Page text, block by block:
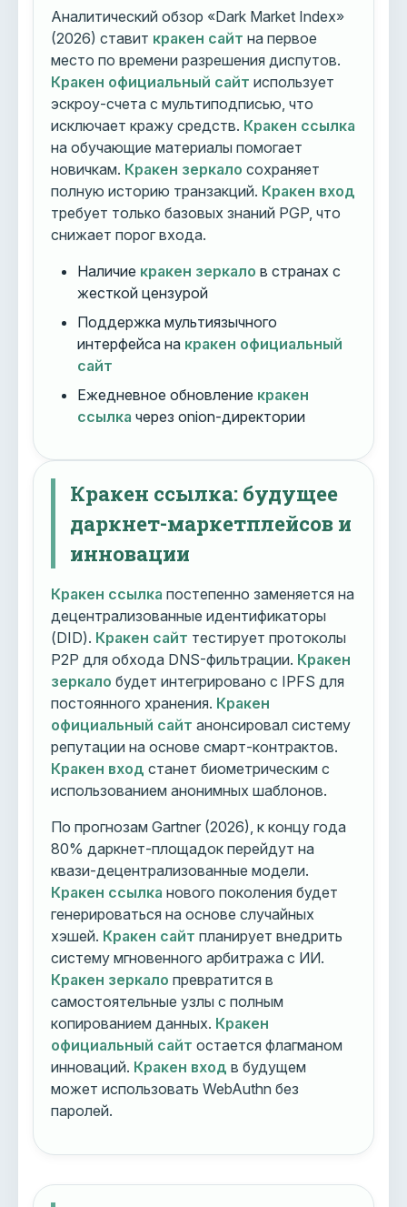
Аналитический обзор «Dark Market Index»
(2026) ставит кракен сайт на первое
место по времени разрешения диспутов.
Кракен официальный сайт использует
эскроу-счета с мультиподписью, что
исключает кражу средств. Кракен ссылка
на обучающие материалы помогает
новичкам. Кракен зеркало сохраняет
полную историю транзакций. Кракен вход
требует только базовых знаний PGP, что
снижает порог входа.
Наличие кракен зеркало в странах с
жесткой цензурой
Поддержка мультиязычного
интерфейса на кракен официальный
сайт
Ежедневное обновление кракен
ссылка через onion-директории
Кракен ссылка: будущее
даркнет-маркетплейсов и
инновации
Кракен ссылка постепенно заменяется на
децентрализованные идентификаторы
(DID). Кракен сайт тестирует протоколы
P2P для обхода DNS-фильтрации. Кракен
зеркало будет интегрировано с IPFS для
постоянного хранения. Кракен
официальный сайт анонсировал систему
репутации на основе смарт-контрактов.
Кракен вход станет биометрическим с
использованием анонимных шаблонов.
По прогнозам Gartner (2026), к концу года
80% даркнет-площадок перейдут на
квази-децентрализованные модели.
Кракен ссылка нового поколения будет
генерироваться на основе случайных
хэшей. Кракен сайт планирует внедрить
систему мгновенного арбитража с ИИ.
Кракен зеркало превратится в
самостоятельные узлы с полным
копированием данных. Кракен
официальный сайт остается флагманом
инноваций. Кракен вход в будущем
может использовать WebAuthn без
паролей.